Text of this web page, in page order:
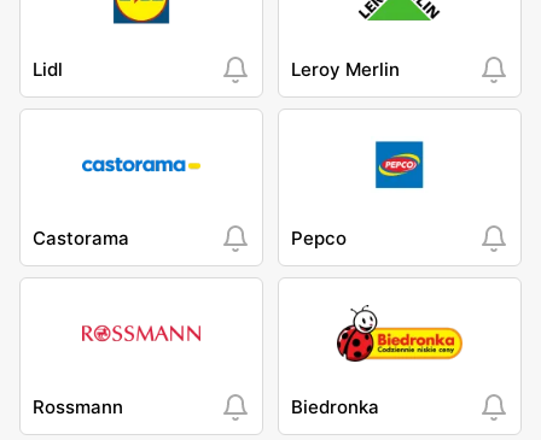
Lidl Leroy Merlin
Castorama Pepco
Rossmann Biedronka